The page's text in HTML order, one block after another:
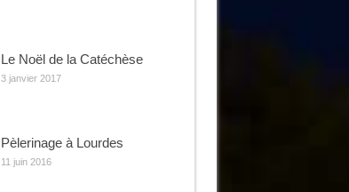
Le Noël de la Catéchèse
3 janvier 2017
Pèlerinage à Lourdes
11 juin 2016